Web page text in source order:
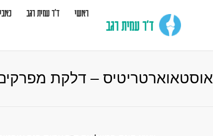
ראשי ד”ר עמית רגב
אוסטאוארטריטיס – דלקת מפרקים